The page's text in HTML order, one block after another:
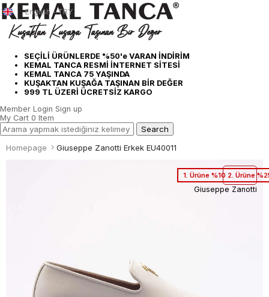
SEÇİLİ ÜRÜNLERDE %50'e VARAN İNDİRİM
KEMAL TANCA RESMİ İNTERNET SİTESİ
KEMAL TANCA 75 YAŞINDA
KUŞAKTAN KUŞAĞA TAŞINAN BİR DEĞER
999 TL ÜZERİ ÜCRETSİZ KARGO
English - TRY
Member Login Sign up
My Cart 0 Item
Homepage Giuseppe Zanotti Erkek EU40011
1. Ürüne %10 2. Ürüne
Giuseppe Zanotti